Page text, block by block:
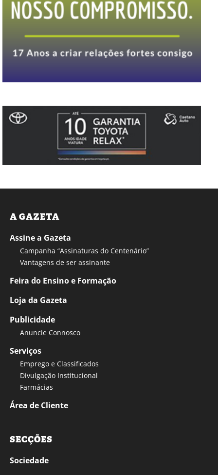
A GAZETA
Assine a Gazeta
Campanha “Assinaturas do Centenário”
Vantagens de ser assinante
Feira do Ensino e Formação
Loja da Gazeta
Publicidade
Anuncie Connosco
Serviços
Emprego e Classificados
Divulgação Institucional
Farmácias
Área de Cliente
SECÇÕES
Sociedade